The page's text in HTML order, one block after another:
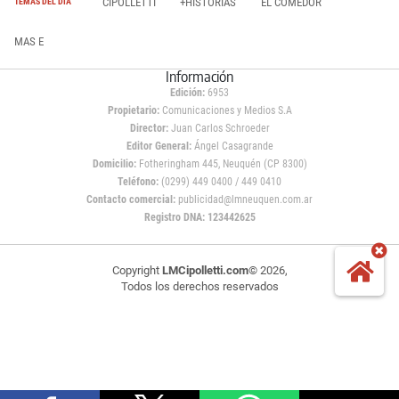
MAS E
Información
Edición: 6953
Propietario:Comunicaciones y Medios S.A
Director: Juan Carlos Schroeder
Editor General:Ángel Casagrande
Domicilio:Fotheringham 445, Neuquén (CP 8300)
Teléfono: (0299) 449 0400 / 449 0410
Contacto comercial: publicidad@lmneuquen.com.ar
Registro DNA: 123442625
Copyright LMCipolletti.com© 2026,
Todos los derechos reservados